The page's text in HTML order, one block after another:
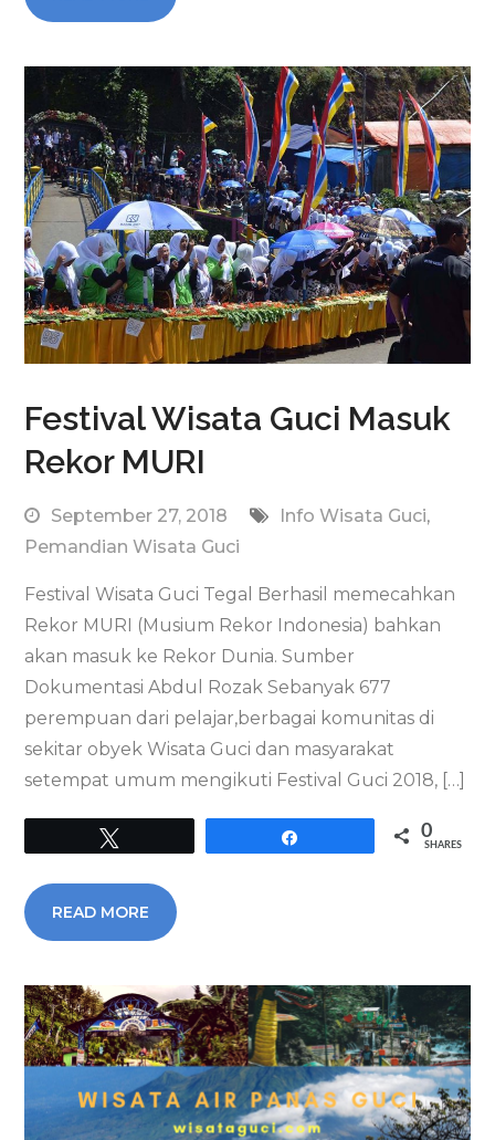
Festival Wisata Guci Masuk
Rekor MURI
September 27, 2018 Info Wisata Guci,
Pemandian Wisata Guci
Festival Wisata Guci Tegal Berhasil memecahkan
Rekor MURI (Musium Rekor Indonesia) bahkan
akan masuk ke Rekor Dunia. Sumber
Dokumentasi Abdul Rozak Sebanyak 677
perempuan dari pelajar,berbagai komunitas di
sekitar obyek Wisata Guci dan masyarakat
setempat umum mengikuti Festival Guci 2018, […]
0
SHARES
READ MORE